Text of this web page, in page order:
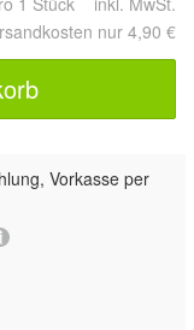
nur 4,90 €
Vorkasse per